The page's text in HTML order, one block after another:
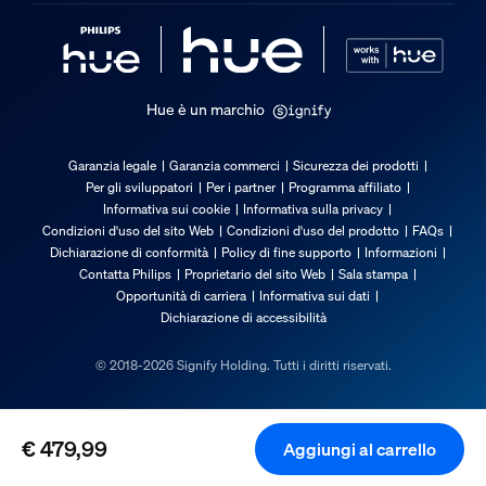
€ 479,99 Aggiungi al carrello
Intervallo di altezze del prodotto
235 mm to 1570 mm
Garanzia
Specifiche tecniche
Emissione in lumen a 4.000 K
Sorgente luminosa equivalente a una lampadina
LED
Hue è un marchio
Garanzia legale Garanzia commerci
Sicurezza dei prodotti
Per gli sviluppatori
Per i partner
Programma affiliato
Informativa sui cookie
Informativa sulla privacy
Condizioni d'uso del sito Web
Condizioni d'uso del prodotto
FAQs
Dichiarazione di conformità
Policy di fine supporto
Informazioni
Contatta Philips
Proprietario del sito Web
Sala stampa
Opportunità di carriera
Informativa sui dati
Dichiarazione di accessibilità
© 2018-2026 Signify Holding. Tutti i diritti riservati.